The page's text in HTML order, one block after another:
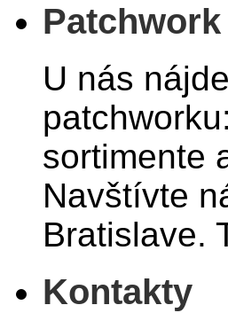
U nás
sortimente
Navštívte
Bratislave.
Kontakty